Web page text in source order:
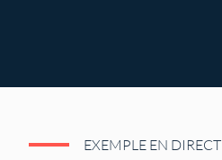
EXEMPLE EN